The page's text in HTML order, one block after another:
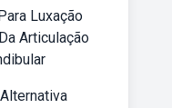
Luxação
Articulação